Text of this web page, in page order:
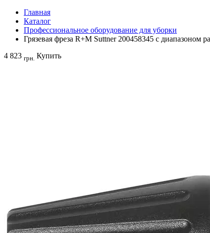
Главная
Каталог
Профессиональное оборудование для уборки
Грязевая фреза R+M Suttner 200458345 с диапазоном
4 823 грн. Купить